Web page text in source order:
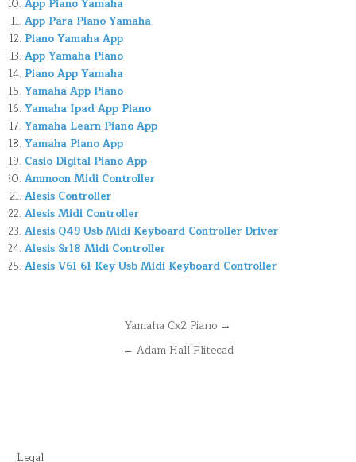
App Piano Yamaha
App Para Piano Yamaha
Piano Yamaha App
App Yamaha Piano
Piano App Yamaha
Yamaha App Piano
Yamaha Ipad App Piano
Yamaha Learn Piano App
Yamaha Piano App
Casio Digital Piano App
Ammoon Midi Controller
Alesis Controller
Alesis Midi Controller
Alesis Q49 Usb Midi Keyboard Controller Driver
Alesis Sr18 Midi Controller
Alesis V61 61 Key Usb Midi Keyboard Controller
NavegaciónYamaha Cx2 Piano →
← Adam Hall Flitecad
Legal